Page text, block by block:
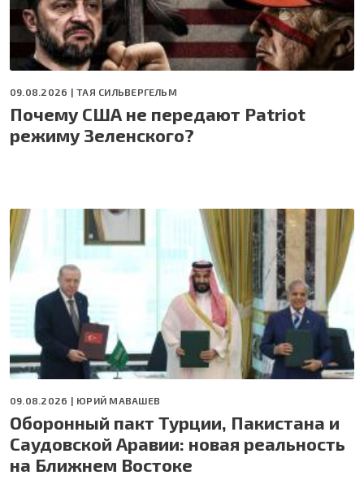
09.08.2026 |ТАЯ СИЛЬВЕРГЕЛЬМ
Почему США не передают Patriot
режиму Зеленского?
09.08.2026 | ЮРИЙ МАВАШЕВ
Оборонный пакт Турции, Пакистана и
Саудовской Аравии: новая реальность
на Ближнем Востоке